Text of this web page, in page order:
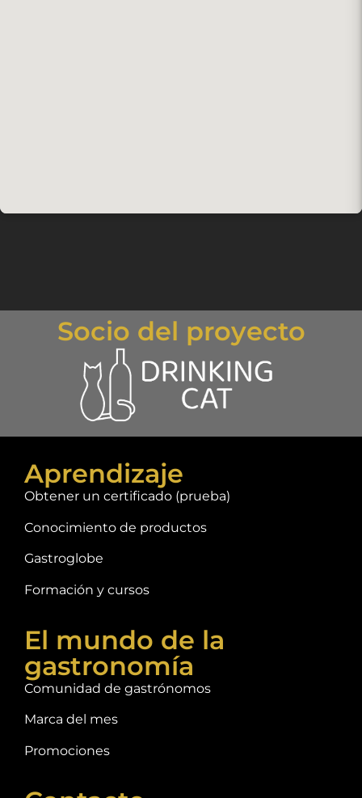
Socio del proyecto
Aprendizaje
Obtener un certificado (prueba)
Conocimiento de productos
Gastroglobe
Formación y cursos
El mundo de la
gastronomía
Comunidad de gastrónomos
Marca del mes
Promociones